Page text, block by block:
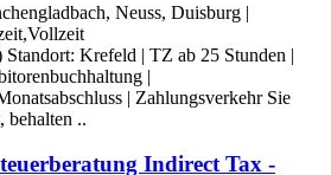
Neuss, Duisburg |
Krefeld | TZ ab 25 Stunden |
|
| Zahlungsverkehr Sie
behalten ..
Indirect Tax -